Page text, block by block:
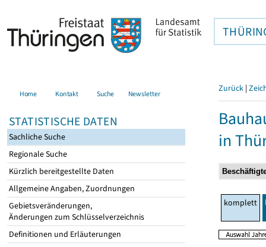
Home Kontakt Suche Newsletter
STATISTISCHE DATEN
Sachliche Suche
Regionale Suche
Kürzlich bereitgestellte Daten
Allgemeine Angaben, Zuordnungen
Gebietsveränderungen,
Änderungen zum Schlüsselverzeichnis
Definitionen und Erläuterungen
Zurück |
in
komplett